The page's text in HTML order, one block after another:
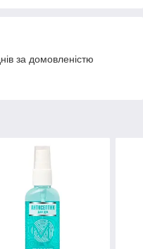
за домовленістю